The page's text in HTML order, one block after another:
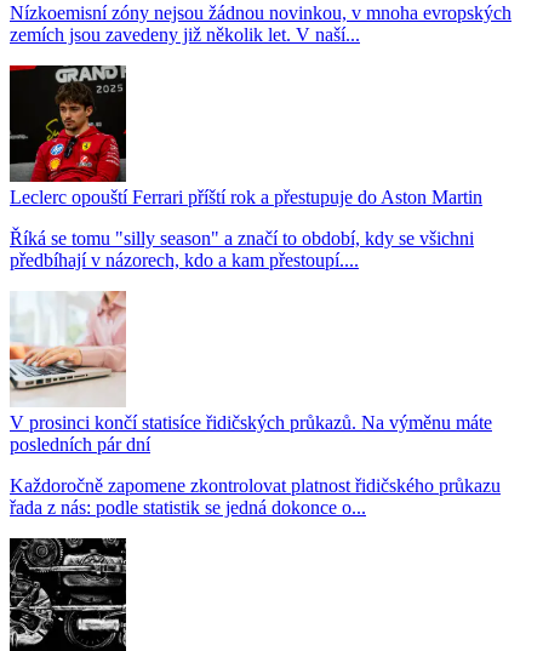
Nízkoemisní zóny nejsou žádnou novinkou, v mnoha evropských
zemích jsou zavedeny již několik let. V naší...
Leclerc opouští Ferrari příští rok a přestupuje do Aston Martin
Říká se tomu "silly season" a značí to období, kdy se všichni
předbíhají v názorech, kdo a kam přestoupí....
V prosinci končí statisíce řidičských průkazů. Na výměnu máte
posledních pár dní
Každoročně zapomene zkontrolovat platnost řidičského průkazu
řada z nás: podle statistik se jedná dokonce o...